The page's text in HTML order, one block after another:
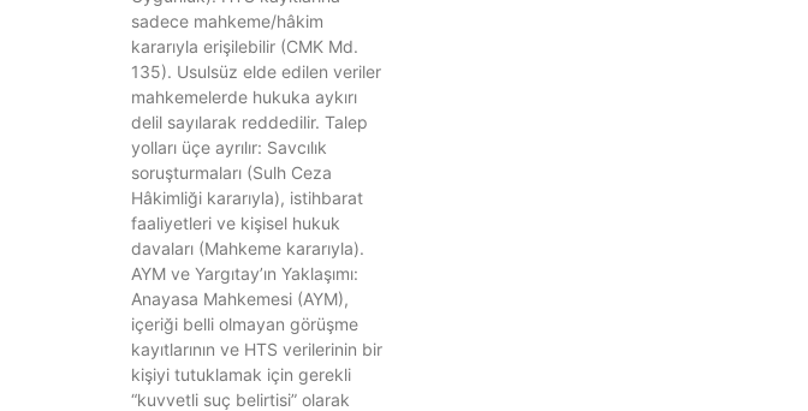
sadece mahkeme/hâkim
kararıyla erişilebilir (CMK Md.
135). Usulsüz elde edilen veriler
mahkemelerde hukuka aykırı
delil sayılarak reddedilir. Talep
yolları üçe ayrılır: Savcılık
soruşturmaları (Sulh Ceza
Hâkimliği kararıyla), istihbarat
faaliyetleri ve kişisel hukuk
davaları (Mahkeme kararıyla).
AYM ve Yargıtay’ın Yaklaşımı:
Anayasa Mahkemesi (AYM),
içeriği belli olmayan görüşme
kayıtlarının ve HTS verilerinin bir
kişiyi tutuklamak için gerekli
“kuvvetli suç belirtisi” olarak